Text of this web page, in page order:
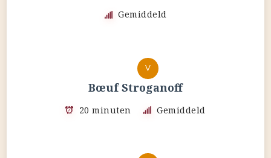
Gemiddeld
V
Bœuf Stroganoff
20 minuten Gemiddeld